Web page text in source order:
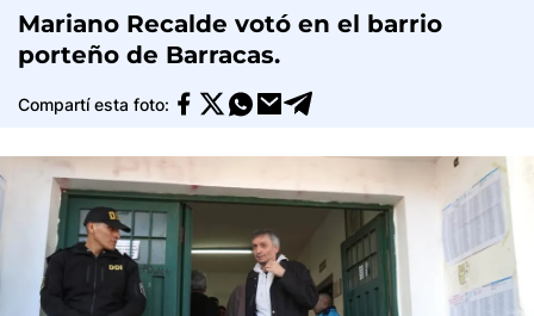
Mariano Recalde votó en el barrio
porteño de Barracas.
Compartí esta foto: